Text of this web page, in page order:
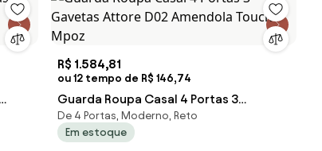
R$ 1.584,81
ou 12 tempo de R$ 146,74
Guarda Roupa Casal 4 Portas 3
Gavetas Attore D02 Amendola Touch -
Mpoz
De 4 Portas, Moderno, Reto
Em estoque